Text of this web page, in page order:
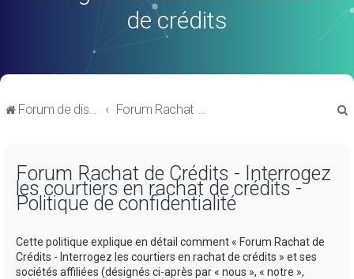
de crédits
Forum de discussions sur le Regroupement de Crédits et le Rachat de Crédits Forum Rachat de Crédits
Forum Rachat de Crédits - Interrogez
les courtiers en rachat de crédits -
Politique de confidentialité
Cette politique explique en détail comment « Forum Rachat de
Crédits - Interrogez les courtiers en rachat de crédits » et ses
sociétés affiliées (désignés ci-après par « nous », « notre »,